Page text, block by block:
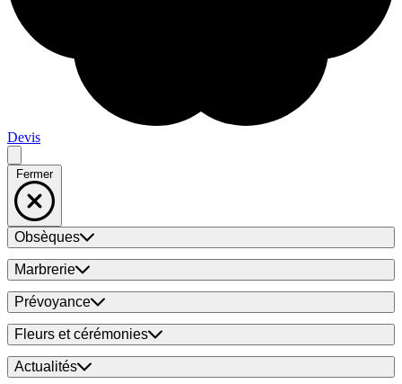
Devis
Fermer
Obsèques
Marbrerie
Prévoyance
Fleurs et cérémonies
Actualités